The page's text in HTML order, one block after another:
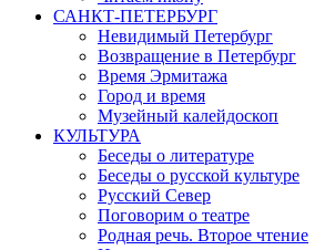
САНКТ-ПЕТЕРБУРГ
Невидимый Петербург
Возвращение в Петербург
Время Эрмитажа
Город и время
Музейный калейдоскоп
КУЛЬТУРА
Беседы о литературе
Беседы о русской культуре
Русский Север
Поговорим о театре
Родная речь. Второе чтение